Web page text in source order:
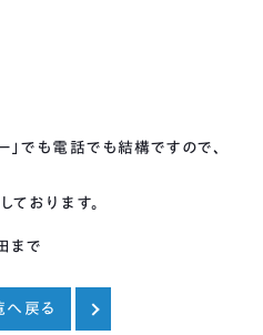
」でも電話でも結構ですので、
ております。
まで
へ戻る